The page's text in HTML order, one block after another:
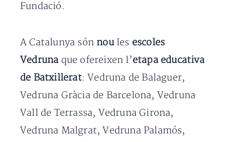
Fundació.
A Catalunya són nou les escoles
Vedrunaque ofereixen l’etapa educativa
de Batxillerat: Vedruna de Balaguer,
Vedruna Gràcia de Barcelona, Vedruna
Vall de Terrassa, Vedruna Girona,
Vedruna Malgrat, Vedruna Palamós,